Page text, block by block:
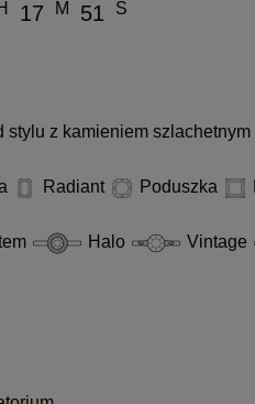
H 17 M 51
S
stylu z kamieniem szlachetnym
Radiant Poduszka
Halo Vintage